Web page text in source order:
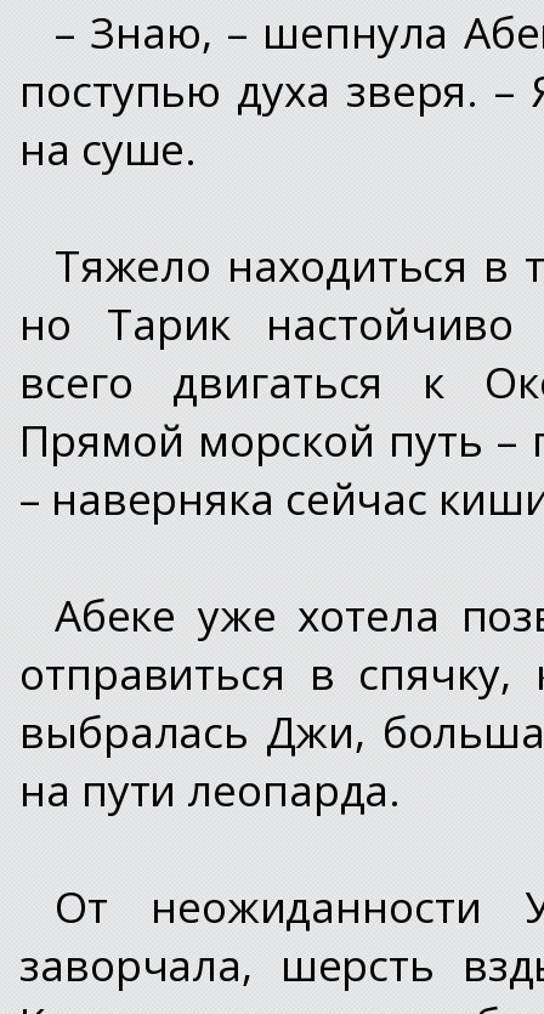
– Знаю, – шепнула
поступью духа зверя.
на суше.
Тяжело находиться в
но Тарик настойчиво
всего двигаться к
Прямой морской путь
– наверняка сейчас
Абеке уже хотела
отправиться в
выбралась Джи,
на пути леопарда.
От неожиданности
заворчала, шерсть